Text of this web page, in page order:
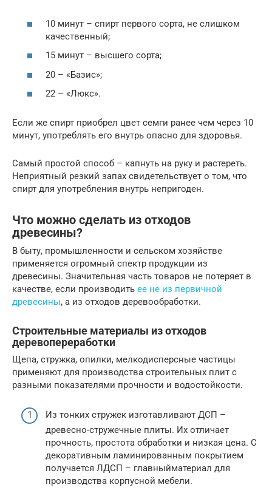
10 минут – спирт первого сорта, не слишком
качественный;
15 минут – высшего сорта;
20 – «Базис»;
22 – «Люкс».
Если же спирт приобрел цвет семги ранее чем через 10
минут, употреблять его внутрь опасно для здоровья.
Самый простой способ – капнуть на руку и растереть.
Неприятный резкий запах свидетельствует о том, что
спирт для употребления внутрь непригоден.
Что можно сделать из отходов
древесины?
В быту, промышленности и сельском хозяйстве
применяется огромный спектр продукции из
древесины. Значительная часть товаров не потеряет в
качестве, если производить ее не из первичной
древесины, а из отходов деревообработки.
Строительные материалы из отходов
деревопереработки
Щепа, стружка, опилки, мелкодисперсные частицы
применяют для производства строительных плит с
разными показателями прочности и водостойкости.
Из тонких стружек изготавливают ДСП –
древесно-стружечные плиты. Их отличает
прочность, простота обработки и низкая цена. С
декоративным ламинированным покрытием
получается ЛДСП – главныйматериал для
производства корпусной мебели.